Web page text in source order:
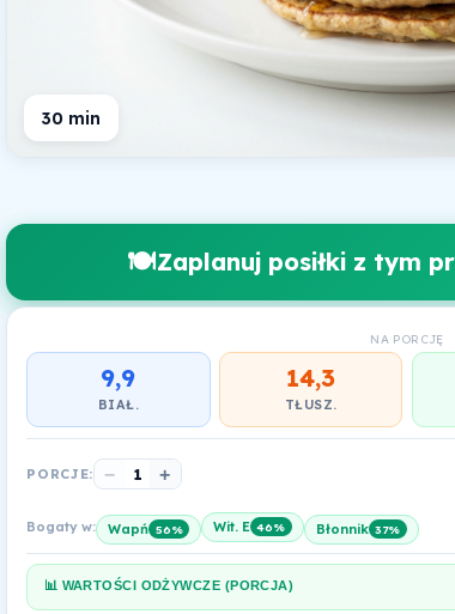
30 min
🍽️Zaplanuj posiłki z tym
NA PORCJĘ
9,9
BIAŁ.
14,3
TŁUSZ.
PORCJE: − 1 +
Bogaty w: Wapń 56% Wit. E 46% Błonnik 37%
📊 WARTOŚCI ODŻYWCZE (PORCJA)